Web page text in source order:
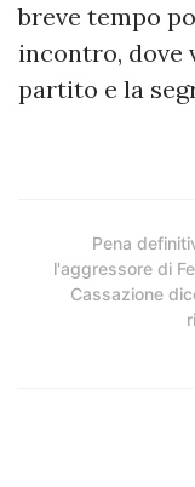
breve tempo
incontro, dove
partito e la
Pena
l'aggressore di
Cassazione